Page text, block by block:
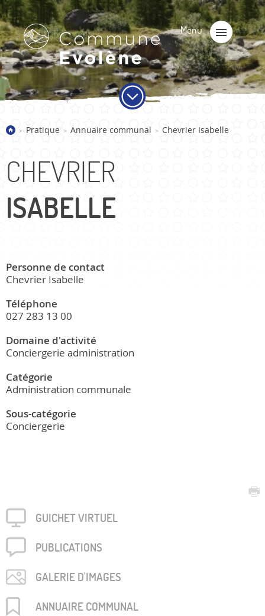
> Pratique > Annuaire communal > Chevrier Isabelle
CHEVRIER
ISABELLE
Personne de contact
Chevrier Isabelle
Téléphone
027 283 13 00
Domaine d'activité
Conciergerie administration
Catégorie
Administration communale
Sous-catégorie
Conciergerie
GUICHET VIRTUEL
PUBLICA­TIONS
GALERIE D'IMAGES
ANNUAIRE COMMUNAL